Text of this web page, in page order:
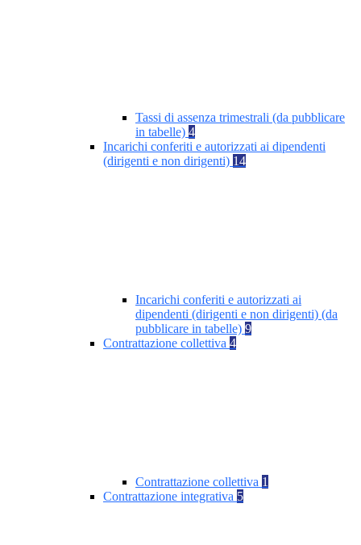
Tassi di assenza trimestrali (da pubblicare
in tabelle) 4
Incarichi conferiti e autorizzati ai dipendenti
(dirigenti e non dirigenti) 14
Incarichi conferiti e autorizzati ai
dipendenti (dirigenti e non dirigenti) (da
pubblicare in tabelle) 9
Contrattazione collettiva 4
Contrattazione collettiva 1
Contrattazione integrativa 5